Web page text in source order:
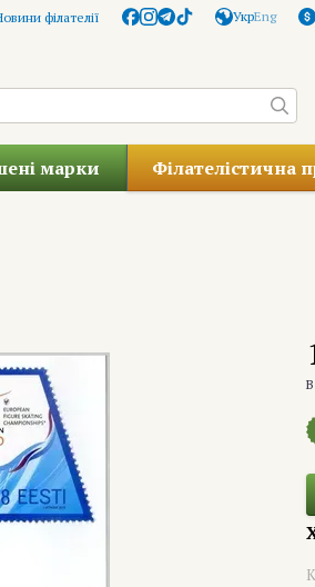
філателії УкрEng
марки Філателістична